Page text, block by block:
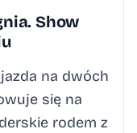
Show
na dwóch
się na
rodem z